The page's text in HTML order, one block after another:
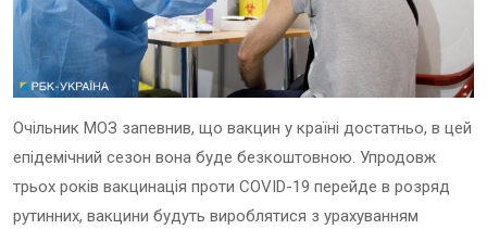
Очільник МОЗ запевнив, що вакцин у країні достатньо, в цей
епідемічний сезон вона буде безкоштовною. Упродовж
трьох років вакцинація проти COVID-19 перейде в розряд
рутинних, вакцини будуть вироблятися з урахуванням